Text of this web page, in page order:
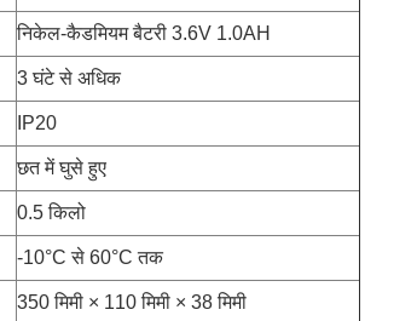
निकेल-कैडमियम बैटरी 3.6V 1.0AH
3 घंटे से अधिक
IP20
छत में घुसे हुए
0.5 किलो
-10°C से 60°C तक
350 मिमी × 110 मिमी × 38 मिमी